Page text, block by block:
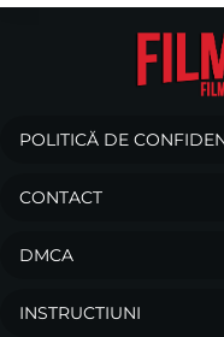
POLITICĂ DE
CONTACT
DMCA
INSTRUCTIUNI